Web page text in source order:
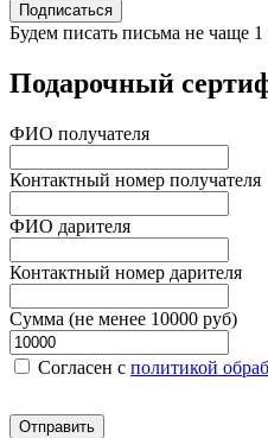
Подписаться
Будем писать письма не чаще 1
Подарочный
ФИО получателя
Контактный номер получателя
ФИО дарителя
Контактный номер дарителя
Сумма (не менее 10000 руб)
Согласен c политикой
Отправить